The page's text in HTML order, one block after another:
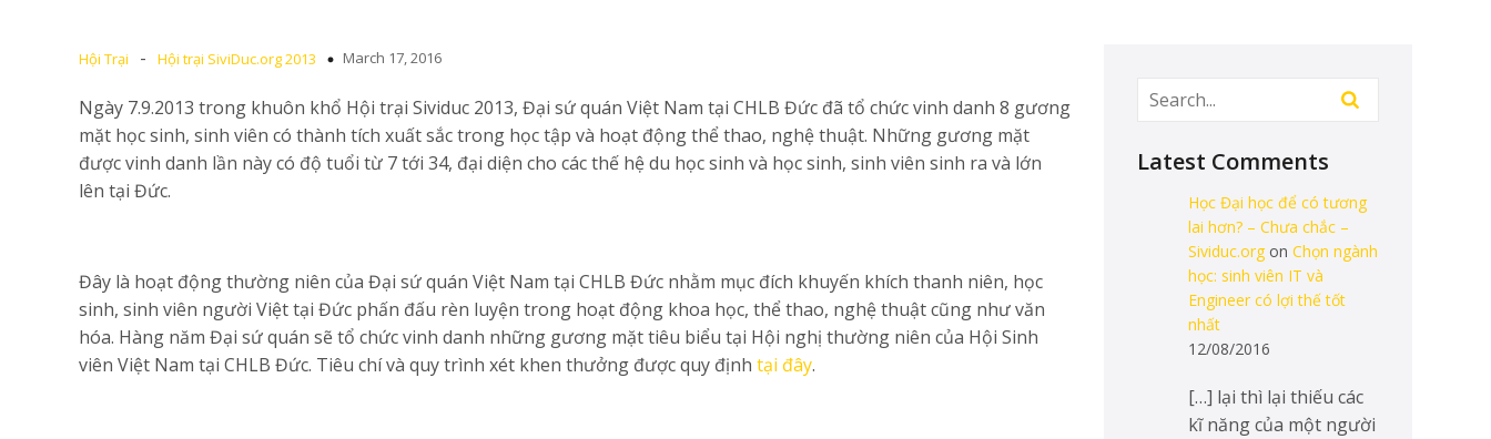
Hội Trại - Hội trại SiviDuc.org 2013 March 17, 2016
Ngày 7.9.2013 trong khuôn khổ Hội trại Sividuc 2013, Đại sứ quán Việt Nam tại CHLB Đức đã tổ chức vinh danh 8 gương
mặt học sinh, sinh viên có thành tích xuất sắc trong học tập và hoạt động thể thao, nghệ thuật. Những gương mặt
được vinh danh lần này có độ tuổi từ 7 tới 34, đại diện cho các thế hệ du học sinh và học sinh, sinh viên sinh ra và lớn
lên tại Đức.
Đây là hoạt động thường niên của Đại sứ quán Việt Nam tại CHLB Đức nhằm mục đích khuyến khích thanh niên, học
sinh, sinh viên người Việt tại Đức phấn đấu rèn luyện trong hoạt động khoa học, thể thao, nghệ thuật cũng như văn
hóa. Hàng năm Đại sứ quán sẽ tổ chức vinh danh những gương mặt tiêu biểu tại Hội nghị thường niên của Hội Sinh
viên Việt Nam tại CHLB Đức. Tiêu chí và quy trình xét khen thưởng được quy định tại đây.
Latest Comments
Học Đại học để có tương
lai hơn? – Chưa chắc –
Sividuc.orgon Chọn ngành
học: sinh viên IT và
Engineer có lợi thế tốt
nhất
12/08/2016
[…] lại thì lại thiếu các
kĩ năng của một người